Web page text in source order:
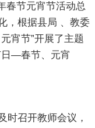
，根据县局 、教委
宵节”开展了主题
日—春节、元宵
时召开教师会议，
春节元宵节活动总